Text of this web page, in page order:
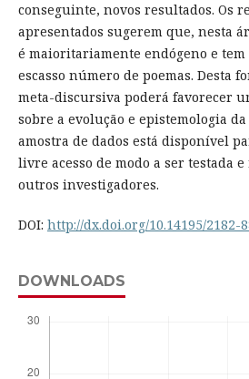
conseguinte, novos resultados. Os
apresentados sugerem que, nesta
é maioritariamente endógeno e
escasso número de poemas. Desta
meta-discursiva poderá favorecer
sobre a evolução e epistemologia
amostra de dados está disponível
livre acesso de modo a ser testada
outros investigadores.
DOI: http://dx.doi.org/10.14195/2182-
DOWNLOADS